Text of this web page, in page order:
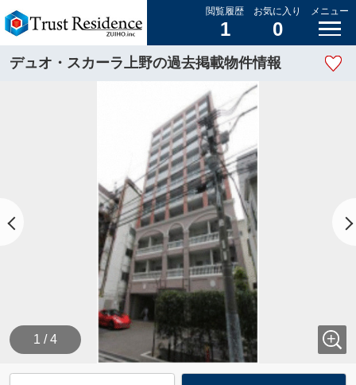
閲覧履歴
1
お気に入り
0
メニュー
デュオ・スカーラ上野の過去掲載物件情報
1 / 4